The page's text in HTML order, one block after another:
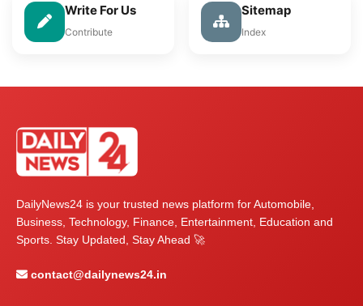
Write For Us
Contribute
Sitemap
Index
DailyNews24 is your trusted news platform for Automobile,
Business, Technology, Finance, Entertainment, Education and
Sports. Stay Updated, Stay Ahead 🚀
contact@dailynews24.in